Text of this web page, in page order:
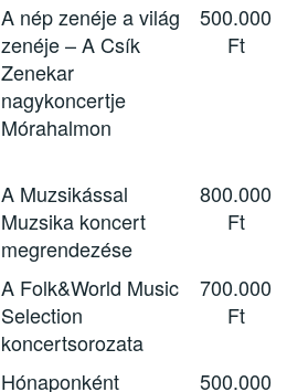
A nép zenéje a világ
zenéje – A Csík
Zenekar
nagykoncertje
Mórahalmon
500.000
Ft
A Muzsikással
Muzsika koncert
megrendezése
800.000
Ft
A Folk&World Music
Selection
koncertsorozata
700.000
Ft
Hónaponként 500.000